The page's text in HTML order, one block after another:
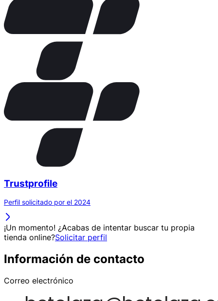
Trustprofile
Perfil solicitado por el 2024
¡Un momento! ¿Acabas de intentar buscar tu propia
tienda online?Solicitar perfil
Información de contacto
Correo electrónico